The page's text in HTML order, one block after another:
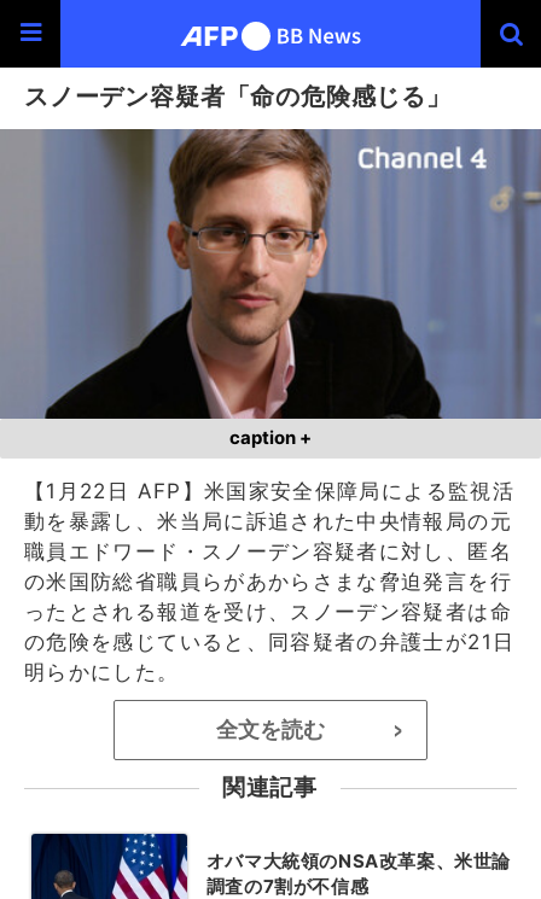
スノーデン容疑者「命の危険感じる」
caption +
【1月22日 AFP】米国家安全保障局による監視活
動を暴露し、米当局に訴追された中央情報局の元
職員エドワード・スノーデン容疑者に対し、匿名
の米国防総省職員らがあからさまな脅迫発言を行
ったとされる報道を受け、スノーデン容疑者は命
の危険を感じていると、同容疑者の弁護士が21日
明らかにした。
全文を読む >
関連記事
オバマ大統領のNSA改革案、米世論
調査の7割が不信感